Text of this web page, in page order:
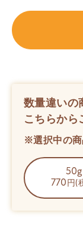
数量違いの
こちらから
※選択中の商
50g
770 円(